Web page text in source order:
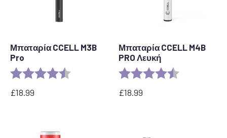
Μπαταρία CCELL M3B
Pro
Αξιολόγηση: 4,8 από 5 αστέρια
£18.99
Μπαταρία CCELL M4B
PRO Λευκή
Αξιολόγηση:
£18.99